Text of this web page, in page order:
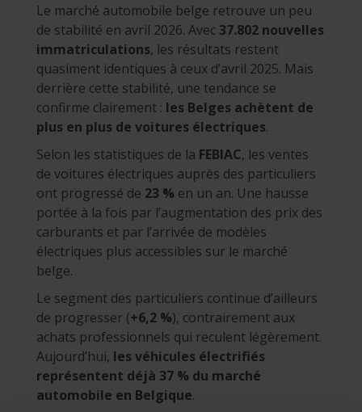
Le marché automobile belge retrouve un peu
de stabilité en avril 2026. Avec 37.802 nouvelles
immatriculations, les résultats restent
quasiment identiques à ceux d’avril 2025. Mais
derrière cette stabilité, une tendance se
confirme clairement : les Belges achètent de
plus en plus de voitures électriques.
Selon les statistiques de la FEBIAC, les ventes
de voitures électriques auprès des particuliers
ont progressé de 23 % en un an. Une hausse
portée à la fois par l’augmentation des prix des
carburants et par l’arrivée de modèles
électriques plus accessibles sur le marché
belge.
Le segment des particuliers continue d’ailleurs
de progresser (+6,2 %), contrairement aux
achats professionnels qui reculent légèrement.
Aujourd’hui, les véhicules électrifiés
représentent déjà 37 % du marché
automobile en Belgique.